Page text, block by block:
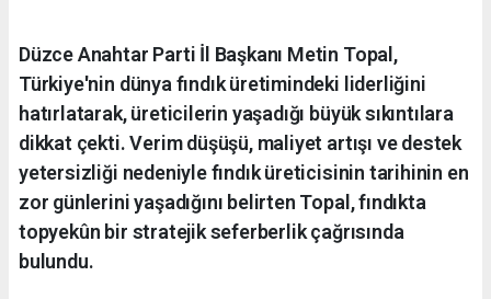
Düzce Anahtar Parti İl Başkanı Metin Topal,
Türkiye'nin dünya fındık üretimindeki liderliğini
hatırlatarak, üreticilerin yaşadığı büyük sıkıntılara
dikkat çekti. Verim düşüşü, maliyet artışı ve destek
yetersizliği nedeniyle fındık üreticisinin tarihinin en
zor günlerini yaşadığını belirten Topal, fındıkta
topyekûn bir stratejik seferberlik çağrısında
bulundu.